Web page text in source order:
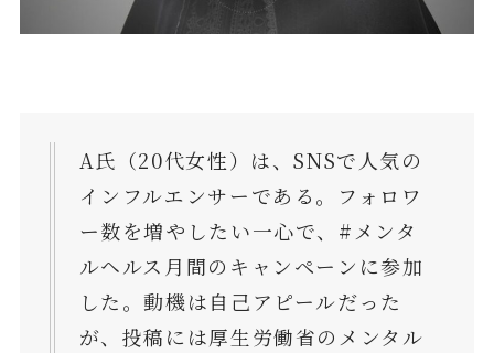
A氏（20代女性）は、SNSで人気の
インフルエンサーである。フォロワ
ー数を増やしたい一心で、#メンタ
ルヘルス月間のキャンペーンに参加
した。動機は自己アピールだった
が、投稿には厚生労働省のメンタル